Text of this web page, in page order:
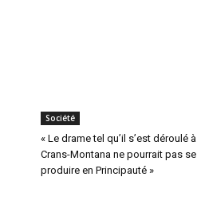
Société
« Le drame tel qu’il s’est déroulé à
Crans-Montana ne pourrait pas se
produire en Principauté »